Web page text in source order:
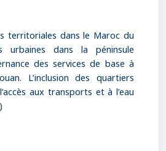
territoriales dans le Maroc du
urbaines dans la péninsule
des services de base à
L’inclusion des quartiers
aux transports et à l’eau